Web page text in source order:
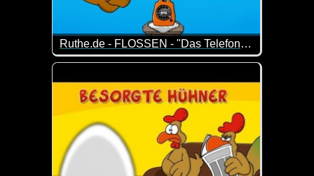
Ruthe.de - FLOSSEN - "Das Telefon" (Folge 15)
Episode 15 der Serie um zwei Dudes mit Kiemen